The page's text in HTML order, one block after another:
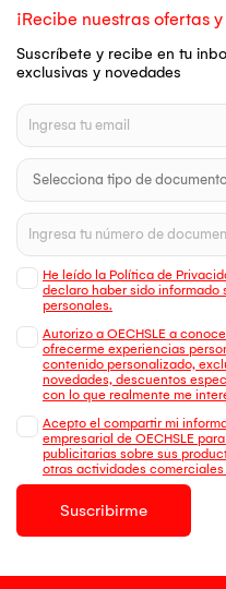
¡Recibe nuestras ofertas
Suscríbete y recibe en tu
exclusivas y novedades
He leído la Política de
declaro haber sido informado
personales.
Autorizo a OECHSLE a
ofrecerme experiencias
contenido personalizado,
novedades, descuentos
con lo que realmente me
Acepto el compartir mi
empresarial de OECHSLE
publicitarias sobre sus
otras actividades comerciales
Suscribirme